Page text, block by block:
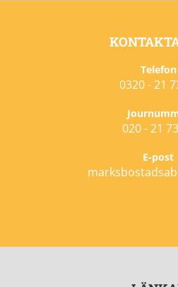
Telefon
0320 - 21
020 - 21
E-post